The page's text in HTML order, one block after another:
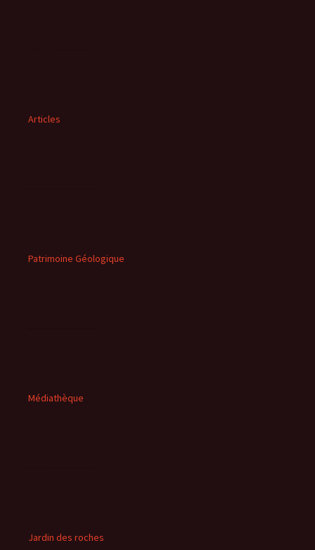
Articles
Patrimoine Géologique
Médiathèque
Jardin des roches